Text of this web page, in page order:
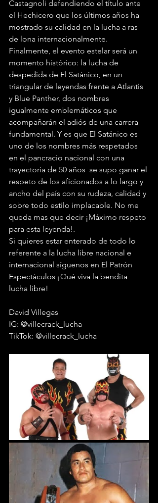
Castagnoli defendiendo el título ante
el Hechicero que los últimos años ha
mostrado su calidad en la lucha a ras
de lona internacionalmente.
Finalmente, el evento estelar será un
momento histórico: la lucha de
despedida de El Satánico, en un
triangular de leyendas frente a Atlantis
y Blue Panther, dos nombres
igualmente emblemáticos que
acompañarán el adiós de una carrera
fundamental. Y es que El Satánico es
uno de los nombres más respetados
en el pancracio nacional con una
trayectoria de 50 años  se supo ganar el
respeto de los aficionados a lo largo y
ancho del país con su rudeza, calidad y
sobre todo estilo implacable. No me
queda mas que decir ¡Máximo respeto
para esta leyenda!.
Si quieres estar enterado de todo lo
referente a la lucha libre nacional e
internacional síguenos en El Patrón
Espectáculos ¡Qué viva la bendita
lucha libre!
David Villegas
IG: @villecrack_lucha
TikTok: @villecrack_lucha